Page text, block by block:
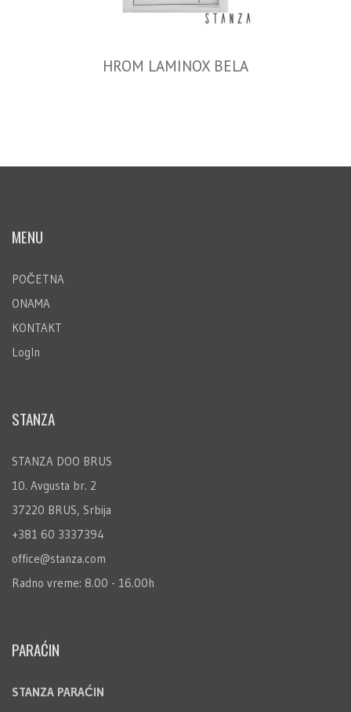
HROM LAMINOX BELA
MENU
POČETNA
ONAMA
KONTAKT
LogIn
STANZA
STANZA DOO BRUS
10. Avgusta br. 2
37220 BRUS, Srbija
+381 60 3337394
office@stanza.com
Radno vreme: 8.00 - 16.00h
PARAĆIN
STANZA PARAĆIN